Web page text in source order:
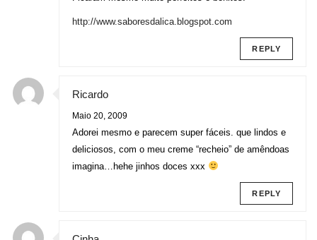
http://www.saboresdalica.blogspot.com
REPLY
Ricardo
Maio 20, 2009
Adorei mesmo e parecem super fáceis. que lindos e
deliciosos, com o meu creme “recheio” de amêndoas
imagina…hehe jinhos doces xxx
REPLY